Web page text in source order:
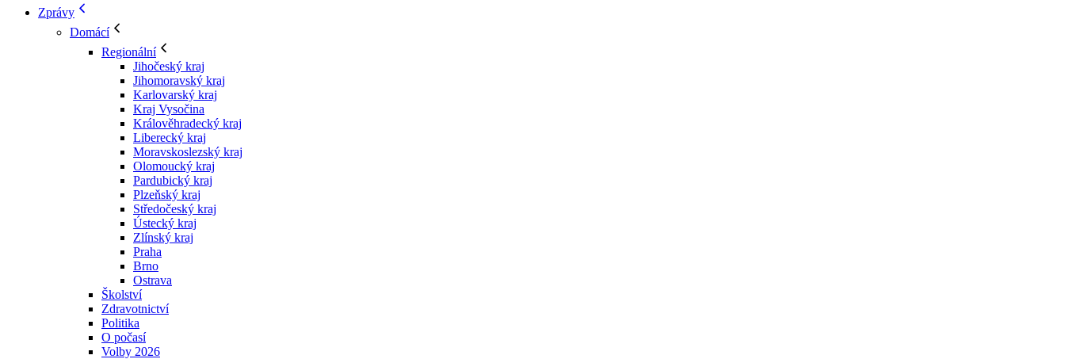
Zprávy
Domácí
Regionální
Jihočeský kraj
Jihomoravský kraj
Karlovarský kraj
Kraj Vysočina
Králověhradecký kraj
Liberecký kraj
Moravskoslezský kraj
Olomoucký kraj
Pardubický kraj
Plzeňský kraj
Středočeský kraj
Ústecký kraj
Zlínský kraj
Praha
Brno
Ostrava
Školství
Zdravotnictví
Politika
O počasí
Volby 2026